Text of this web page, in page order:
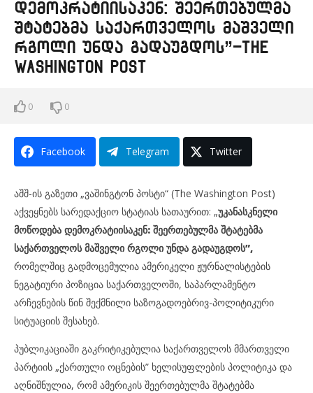
დემოკრატიისაკენ: შეერთებულმა
შტატებმა საქართველოს მაშველი
რგოლი უნდა გადაუგდოს”-The
Washington Post
0 0
Facebook Telegram Twitter
აშშ-ის გაზეთი „ვაშინგტონ პოსტი“ (The Washington Post)
აქვეყნებს სარედაქციო სტატიას სათაურით: „უკანასკნელი
მოწოდება დემოკრატიისაკენ: შეერთებულმა შტატებმა
საქართველოს მაშველი რგოლი უნდა გადაუგდოს”,
რომელშიც გადმოცემულია ამერიკელი ჟურნალისტების
ნეგატიური პოზიცია საქართველოში, საპარლამენტო
არჩევნების წინ შექმნილი საზოგადოებრივ-პოლიტიკური
სიტუაციის შესახებ.
პუბლიკაციაში გაკრიტიკებულია საქართველოს მმართველი
პარტიის „ქართული ოცნების” ხელისუფლების პოლიტიკა და
აღნიშნულია, რომ ამერიკის შეერთებულმა შტატებმა